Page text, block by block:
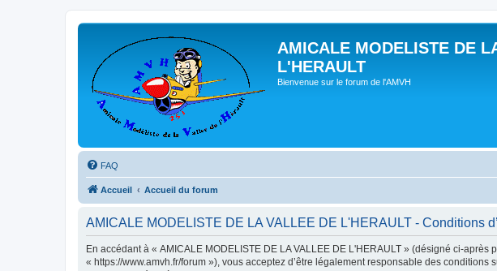
AMICALE MODELISTE DE
L'HERAULT
Bienvenue sur le forum de l'AMVH
FAQ
Accueil Accueil du forum
AMICALE MODELISTE DE LA VALLEE DE L'HERAULT - Conditions
En accédant à « AMICALE MODELISTE DE LA VALLEE DE L'HERAULT » (désigné ci-
« https://www.amvh.fr/forum »), vous acceptez d’être légalement responsable des